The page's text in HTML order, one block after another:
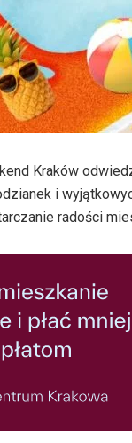
Kraków
i
radości